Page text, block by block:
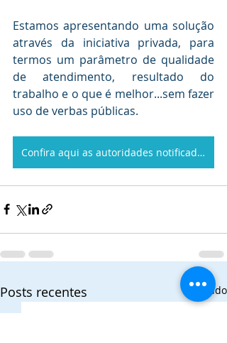
Estamos apresentando uma solução
através da iniciativa privada, para
termos um parâmetro de qualidade
de atendimento, resultado do
trabalho e o que é melhor...sem fazer
uso de verbas públicas.
Confira aqui as autoridades notificadas
Posts recentes Ver tudo